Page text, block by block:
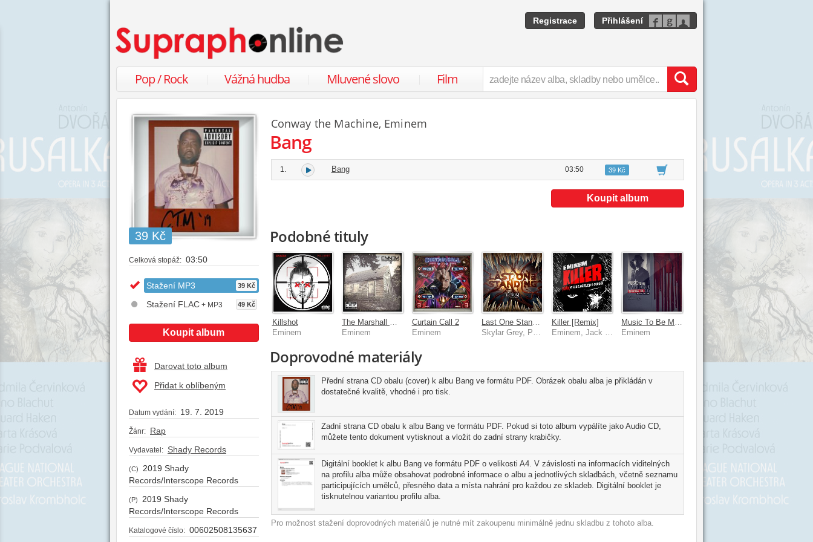
Registrace Přihlášení
Pop / Rock Vážná hudba Mluvené slovo Film
39 Kč
Celková stopáž: 03:50
Stažení MP3 39 Kč
Stažení FLAC + MP3 49 Kč
Koupit album
Darovat toto album
Přidat k oblíbeným
Datum vydání: 19. 7. 2019
Žánr: Rap
Vydavatel: Shady Records
(C)
2019 Shady
Records/Interscope Records
(P)
2019 Shady
Records/Interscope Records
Katalogové číslo: 00602508135637
Conway the Machine, Eminem
Bang
1. Bang 03:50 39 Kč
Koupit album
Podobné tituly
Killshot
Eminem
Eminem
Curtain Call 2
Eminem
Killer [Remix]
Eminem
Doprovodné materiály
Přední strana CD obalu (cover) k albu Bang ve formátu PDF. Obrázek obalu alba je přikládán v
dostatečné kvalitě, vhodné i pro tisk.
Zadní strana CD obalu k albu Bang ve formátu PDF. Pokud si toto album vypálíte jako Audio CD,
můžete tento dokument vytisknout a vložit do zadní strany krabičky.
Digitální booklet k albu Bang ve formátu PDF o velikosti A4. V závislosti na informacích viditelných
na profilu alba může obsahovat podrobné informace o albu a jednotlivých skladbách, včetně seznamu
participujících umělců, přesného data a místa nahrání pro každou ze skladeb. Digitální booklet je
tisknutelnou variantou profilu alba.
Pro možnost stažení doprovodných materiálů je nutné mít zakoupenu minimálně jednu skladbu z tohoto alba.